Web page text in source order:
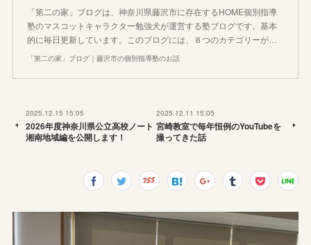
「第二の家」ブログは、神奈川県藤沢市に存在するHOME個別指導
塾のマスコットキャラクター勉強犬が運営する塾ブログです。基本
的に毎日更新しています。このブログには、８つのカテゴリーが…
「第二の家」ブログ｜藤沢市の個別指導塾のお話
2025.12.15 15:05
2026年度神奈川県公立高校ノート
湘南地域編を公開します！
2025.12.11 15:05
宮崎教室で毎年恒例のYouTubeを
撮ってきた話